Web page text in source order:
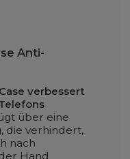
Anti-
verbessert
über eine
die verhindert,
nach
Hand